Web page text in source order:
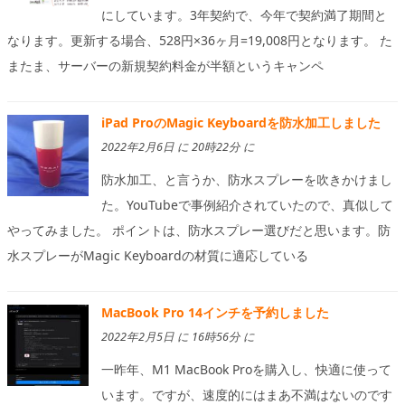
にしています。3年契約で、今年で契約満了期間と
なります。更新する場合、528円×36ヶ月=19,008円となります。 た
またま、サーバーの新規契約料金が半額というキャンペ
iPad ProのMagic Keyboardを防水加工しました
2022年2月6日 に 20時22分 に
防水加工、と言うか、防水スプレーを吹きかけまし
た。YouTubeで事例紹介されていたので、真似して
やってみました。 ポイントは、防水スプレー選びだと思います。防
水スプレーがMagic Keyboardの材質に適応している
MacBook Pro 14インチを予約しました
2022年2月5日 に 16時56分 に
一昨年、M1 MacBook Proを購入し、快適に使って
います。ですが、速度的にはまあ不満はないのです